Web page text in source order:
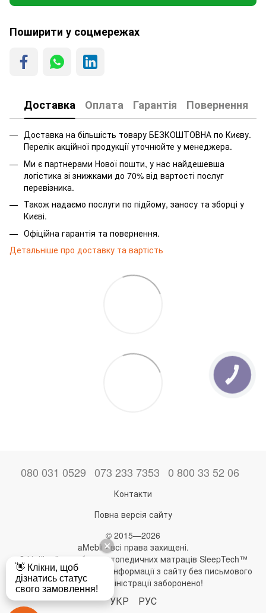
Поширити у соцмережах
Доставка Оплата Гарантія Повернення
Доставка на більшість товару БЕЗКОШТОВНА по Києву.
Перелік акційної продукції уточнюйте у менеджера.
Ми є партнерами Нової пошти, у нас найдешевша
логістика зі знижками до 70% від вартості послуг
перевізника.
Також надаємо послуги по підйому, заносу та зборці у
Києві.
Офіційна гарантія та повернення.
Детальніше про доставку та вартість
080 031 0529 073 233 7353 0 800 33 52 06
Контакти
Повна версія сайту
© 2015—2026
aMebli - всі права захищені.
Офіційний виробник ортопедичних матраців SleepTech™
Будь-яке використання інформації з сайту без письмового
дозволу адміністрації заборонено!
УКР РУС